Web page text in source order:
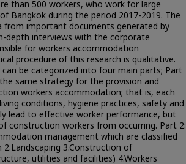
than 500 workers, who work for large
Bangkok during the period 2017-2019. The
from important documents generated by
depth interviews with the corporate
for workers accommodation
procedure of this research is qualitative.
be categorized into four main parts; Part
same strategy for the provision and
workers accommodation; that is, each
conditions, hygiene practices, safety and
lead to effective worker performance, but
construction workers from occurring. Part 2:
management which are classified
3.Construction of
utilities and facilities) 4.Workers